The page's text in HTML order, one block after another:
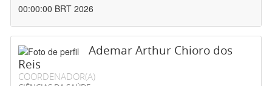
00:00:00 BRT 2026
Ademar Arthur Chioro dos
Reis
COORDENADOR(A)